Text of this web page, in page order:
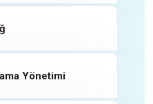
Yönetimi